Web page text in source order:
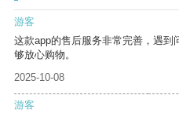
游客
这款app的售后服务非常完善，遇
够放心购物。
2025-10-08
游客